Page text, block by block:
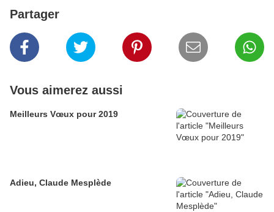
Partager
Vous aimerez aussi
Meilleurs Vœux pour 2019
Adieu, Claude Mesplède